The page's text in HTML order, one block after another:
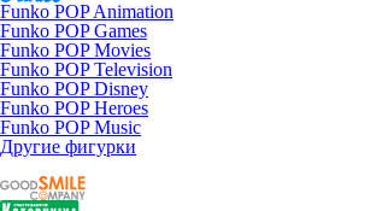
Funko POP Animation
Funko POP Games
Funko POP Movies
Funko POP Television
Funko POP Disney
Funko POP Heroes
Funko POP Music
Другие фигурки